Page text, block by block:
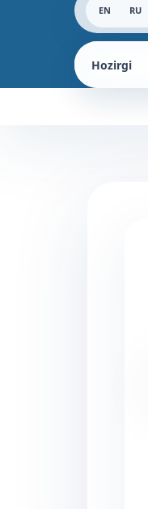
EN RU
Hozirgi